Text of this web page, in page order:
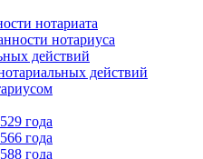
нотариата
нотариуса
действий
действий
года
года
года